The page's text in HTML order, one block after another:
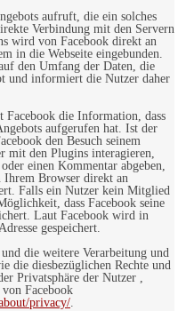
aufruft, die ein solches
Verbindung mit den Servern
wird von Facebook direkt an
in die Webseite eingebunden.
den Umfang der Daten, die
und informiert die Nutzer daher
die Information, dass
aufgerufen hat. Ist der
den Besuch seinem
mit den Plugins interagieren,
einen Kommentar abgeben,
Ihrem Browser direkt an
Falls ein Nutzer kein Mitglied
dass Facebook seine
Laut Facebook wird in
gespeichert.
die weitere Verarbeitung und
die diesbezüglichen Rechte und
Privatsphäre der Nutzer ,
Facebook
privacy/.